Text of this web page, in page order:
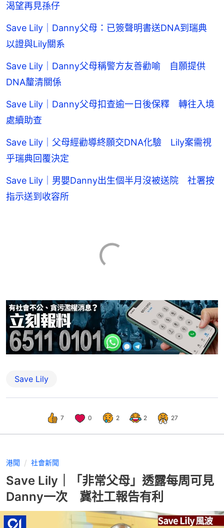
渴望再見孫仔
Save Lily｜Danny父母：已簽聲明書送DNA到瑞典
以證與Lily關系
Save Lily｜Danny父母稱警方友善勸喻 自願提供
DNA釐清關係
Save Lily｜Danny父母扣查逾一日後保釋 轉往入境
處續助查
Save Lily｜父母經勸導終願交DNA化驗 Lily案需視
乎瑞典回覆決定
Save Lily｜男嬰Danny出生個半月沒被送院 社署按
指示送到收容所
Save Lily
7 0 2 2 27
港聞 社會新聞
Save Lily｜「非常父母」透露每周可見
Danny一次 冀社工報告有利